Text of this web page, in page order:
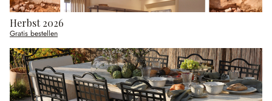
Herbst 2026
Gratis bestellen